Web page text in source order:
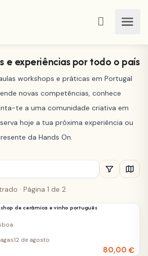
e experiências por todo o país
workshops e práticas em Portugal
novas competências, conhece
te a uma comunidade criativa em
hoje a tua próxima experiência ou
da Hands On.
· Página 1 de 2
de cerâmica e vinho português
80,00€
12 de agosto